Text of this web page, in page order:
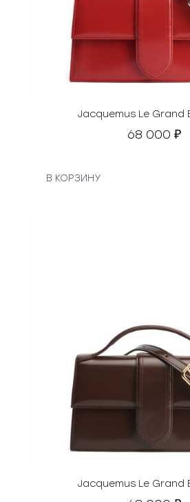
Jacquemus Le Grand
68 000 ₽
В КОРЗИНУ
Jacquemus Le Grand